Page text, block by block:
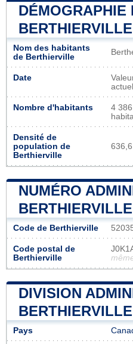
DÉMOGRAPHIE
BERTHIERVILLE
Nom des habitants
de Berthierville
Date
Nombre d'habitants
4 386
Densité de
population de
Berthierville
NUMÉRO
BERTHIERVILLE
Code de Berthierville
Code postal de
Berthierville
DIVISION
BERTHIERVILLE
Pays